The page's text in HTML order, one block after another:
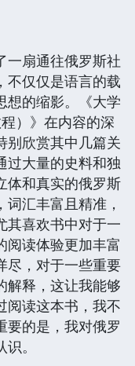
一扇通往俄罗斯社
不仅仅是语言的载
想的缩影。《大学
）》在内容的深
别欣赏其中几篇关
过大量的史料和独
体和真实的俄罗斯
汇丰富且精准，
其喜欢书中对于一
阅读体验更加丰富
尽，对于一些重要
解释，这让我能够
阅读这本书，我不
要的是，我对俄罗
。